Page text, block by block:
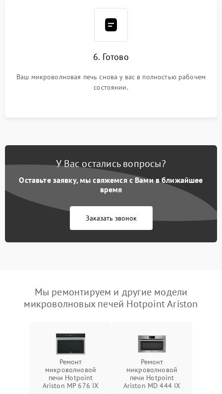
6. Готово
Ваш микроволновая печь снова у вас в полностью рабочем
состоянии.
У Вас остались вопросы?
Оставьте заявку, мы свяжемся с Вами в ближайшее
время
Заказать звонок
Мы ремонтируем и другие модели
микроволновых печей Hotpoint Ariston
Ремонт
микроволновой
печи Hotpoint
Ariston MP 676 IX
Ремонт
микроволновой
печи Hotpoint
Ariston MD 444 IX